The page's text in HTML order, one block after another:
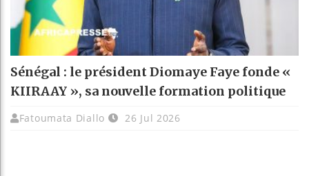
Sénégal : le président Diomaye Faye fonde «
KIIRAAY », sa nouvelle formation politique
Fatoumata Diallo 26 Jul 2026